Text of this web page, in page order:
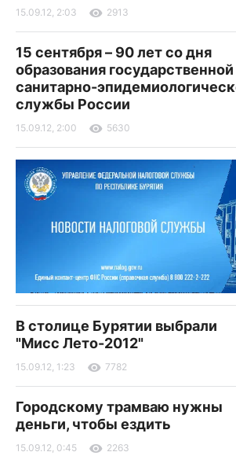
15.09.12, 2:03 2913
15 сентября – 90 лет со дня
образования государственной
санитарно-
службы России
15.09.12, 2:00 5630
В столице Бурятии выбрали
"Мисс Лето-2012"
15.09.12, 1:23 7782
Городскому трамваю нужны
деньги, чтобы ездить
15.09.12, 0:45 2263